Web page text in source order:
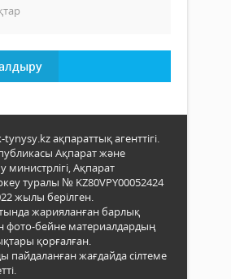
ақпараттық агенттігі.
Ақпарат және
Ақпарат
туралы № KZ80VPY00052424
жылы берілген.
жарияланған барлық
фото-бейне материалдардың
қорғалған.
пайдаланған жағдайда сілтеме